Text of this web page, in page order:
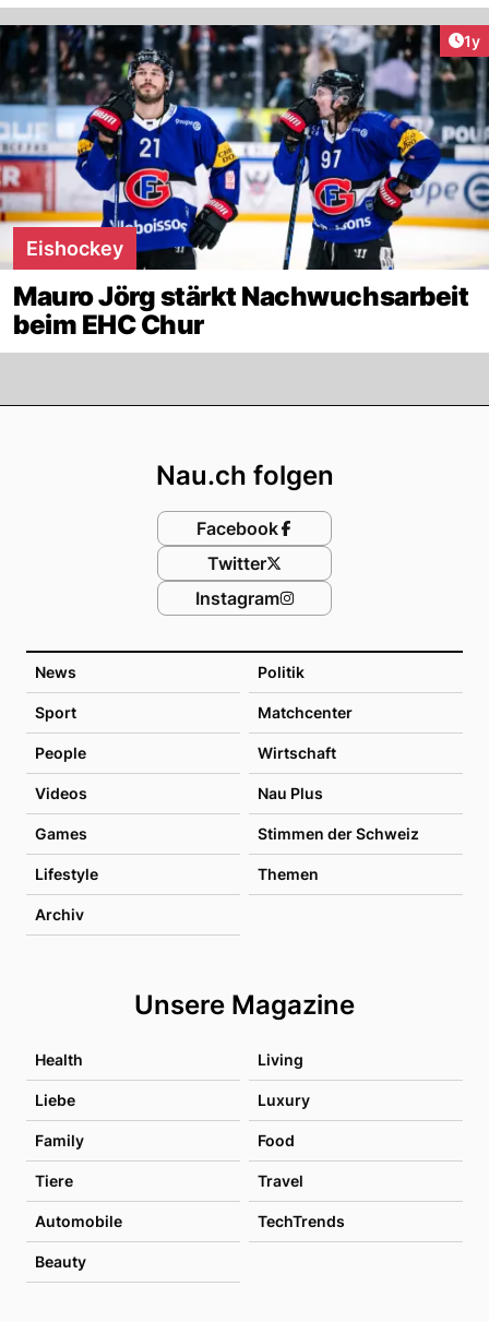
1y
Eishockey
Mauro Jörg stärkt Nachwuchsarbeit
beim EHC Chur
News Politik
Sport Matchcenter
People Wirtschaft
Videos Nau Plus
Games Stimmen der Schweiz
Lifestyle Themen
Archiv
Unsere Magazine
Health Living
Liebe Luxury
Family Food
Tiere Travel
Automobile TechTrends
Beauty
Nau.ch folgen
Facebook
Twitter
Instagram